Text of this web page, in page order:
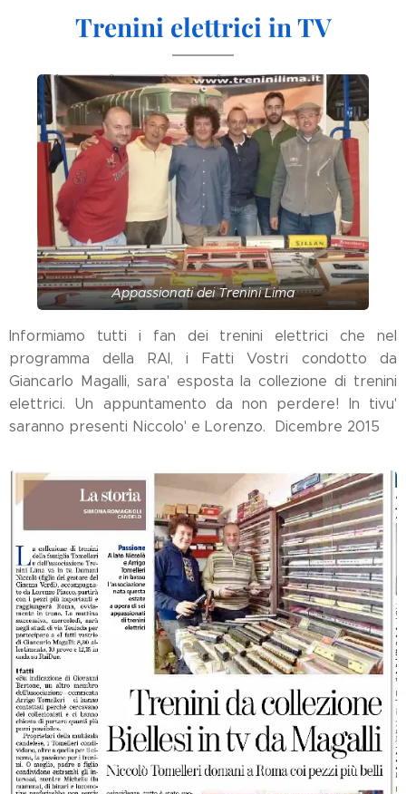
Trenini elettrici in TV
Appassionati dei Trenini Lima
Informiamo tutti i fan dei trenini elettrici che nel
programma della RAI, i Fatti Vostri condotto da
Giancarlo Magalli, sara' esposta la collezione di trenini
elettrici. Un appuntamento da non perdere! In tivu'
saranno presenti Niccolo' e Lorenzo. Dicembre 2015